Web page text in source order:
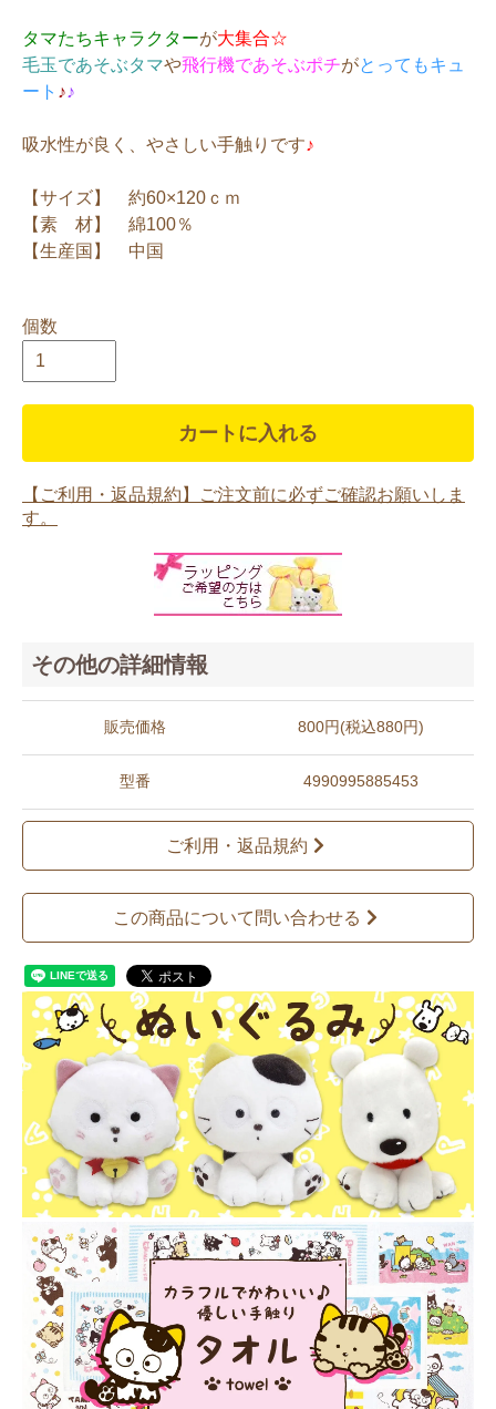
タマたちキャラクターが大集合☆
毛玉であそぶタマや飛行機であそぶポチがとってもキュ
ート ♪♪
吸水性が良く、やさしい手触りです♪
【サイズ】 約60×120ｃｍ
【素 材】 綿100％
【生産国】 中国
個数
カートに入れる
【ご利用・返品規約】ご注文前に必ずご確認お願いしま
す。
その他の詳細情報
販売価格 800円(税込880円)
型番 4990995885453
ご利用・返品規約
この商品について問い合わせる